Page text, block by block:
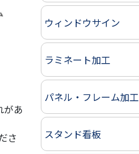
があ
さ
ウィンドウサイン
ラミネート加工
パネル・フレーム加工
スタンド看板